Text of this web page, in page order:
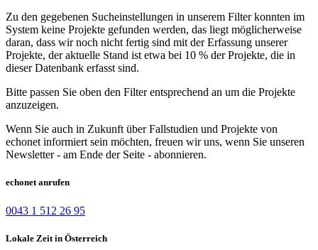
Zu den gegebenen Sucheinstellungen in unserem Filter konnten im
System keine Projekte gefunden werden, das liegt möglicherweise
daran, dass wir noch nicht fertig sind mit der Erfassung unserer
Projekte, der aktuelle Stand ist etwa bei 10 % der Projekte, die in
dieser Datenbank erfasst sind.
Bitte passen Sie oben den Filter entsprechend an um die Projekte
anzuzeigen.
Wenn Sie auch in Zukunft über Fallstudien und Projekte von
echonet informiert sein möchten, freuen wir uns, wenn Sie unseren
Newsletter - am Ende der Seite - abonnieren.
echonet anrufen
0043 1 512 26 95
Lokale Zeit in Österreich